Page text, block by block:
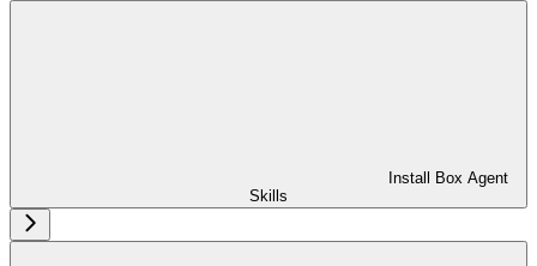
Install Box Agent
Skills